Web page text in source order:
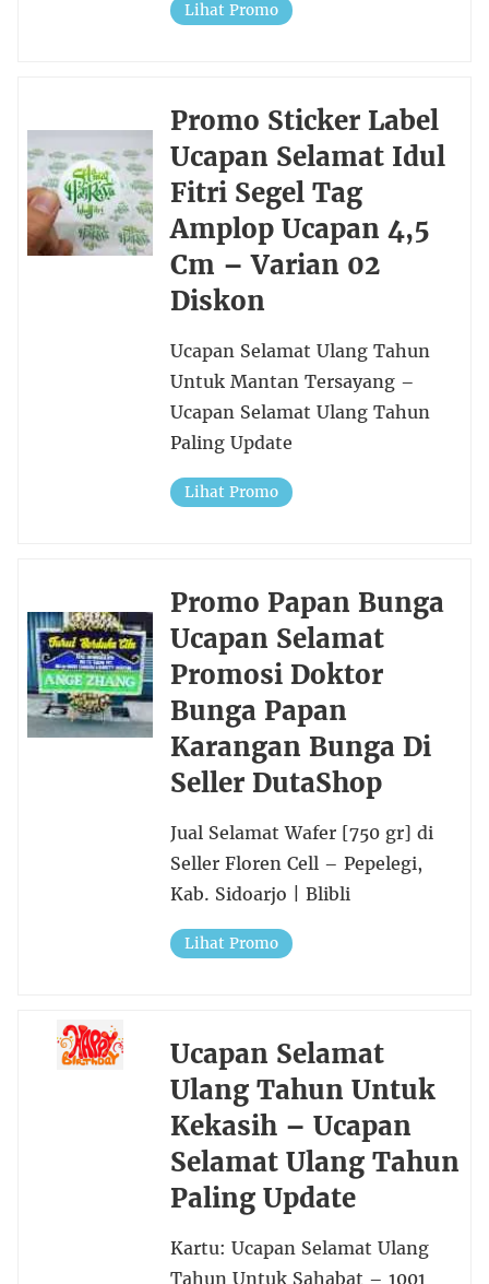
Lihat Promo
Promo Sticker Label
Ucapan Selamat Idul
Fitri Segel Tag
Amplop Ucapan 4,5
Cm – Varian 02
Diskon
Ucapan Selamat Ulang Tahun
Untuk Mantan Tersayang –
Ucapan Selamat Ulang Tahun
Paling Update
Lihat Promo
Promo Papan Bunga
Ucapan Selamat
Promosi Doktor
Bunga Papan
Karangan Bunga Di
Seller DutaShop
Jual Selamat Wafer [750 gr] di
Seller Floren Cell – Pepelegi,
Kab. Sidoarjo | Blibli
Lihat Promo
Ucapan Selamat
Ulang Tahun Untuk
Kekasih – Ucapan
Selamat Ulang Tahun
Paling Update
Kartu: Ucapan Selamat Ulang
Tahun Untuk Sahabat – 1001